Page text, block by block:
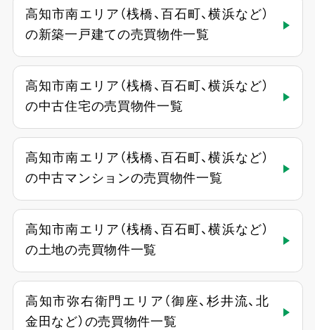
高知市南エリア（桟橋、百石町、横浜など）
の新築一戸建ての売買物件一覧
高知市南エリア（桟橋、百石町、横浜など）
の中古住宅の売買物件一覧
高知市南エリア（桟橋、百石町、横浜など）
の中古マンションの売買物件一覧
高知市南エリア（桟橋、百石町、横浜など）
の土地の売買物件一覧
高知市弥右衛門エリア（御座、杉井流、北
金田など）の売買物件一覧